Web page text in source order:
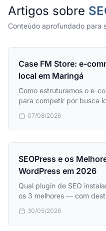
Artigos sobre
Conteúdo aprofundado para
Case FM Store: e-
local em Maringá
Como estruturamos o e-
para competir por busca
autônoma.
07/08/2026
SEOPress e os
WordPress em 2026
Qual plugin de SEO
os 3 melhores — com
iniciantes.
30/05/2026